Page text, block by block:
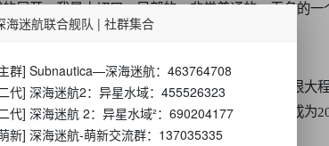
展开。我是小切口，局部的、非常普通的、无名的一
会在最后一刻露出真容，若点映口碑失利，将很大
地球》就通过提前点映实现口碑发酵，并最终成为
海迷航联合舰队 | 社群集合
群] Subnautica—深海迷航：463764708
代] 深海迷航2：异星水域：455526323
代] 深海迷航 2：异星水域²：690204177
新] 深海迷航-萌新交流群：137035335